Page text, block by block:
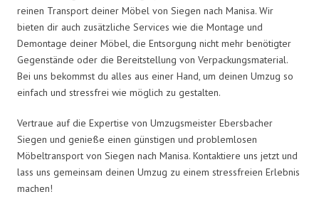
reinen Transport deiner Möbel von Siegen nach Manisa. Wir
bieten dir auch zusätzliche Services wie die Montage und
Demontage deiner Möbel, die Entsorgung nicht mehr benötigter
Gegenstände oder die Bereitstellung von Verpackungsmaterial.
Bei uns bekommst du alles aus einer Hand, um deinen Umzug so
einfach und stressfrei wie möglich zu gestalten.
Vertraue auf die Expertise von Umzugsmeister Ebersbacher
Siegen und genieße einen günstigen und problemlosen
Möbeltransport von Siegen nach Manisa. Kontaktiere uns jetzt und
lass uns gemeinsam deinen Umzug zu einem stressfreien Erlebnis
machen!